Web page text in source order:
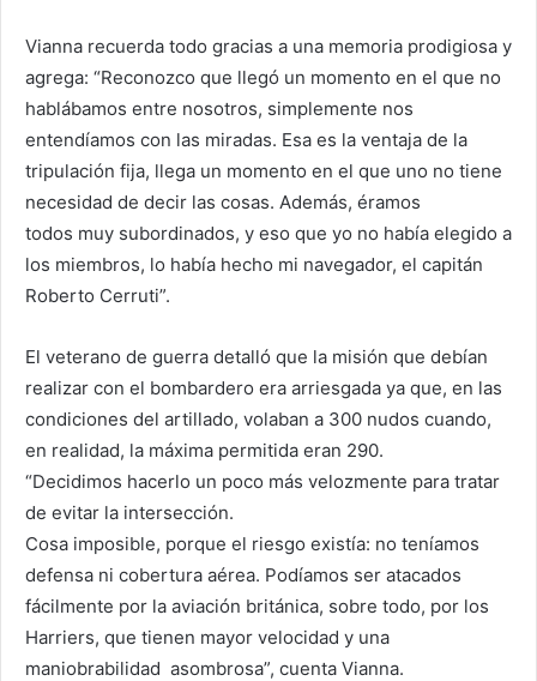
Vianna recuerda todo gracias a una memoria prodigiosa y
agrega: “Reconozco que llegó un momento en el que no
hablábamos entre nosotros, simplemente nos
entendíamos con las miradas. Esa es la ventaja de la
tripulación fija, llega un momento en el que uno no tiene
necesidad de decir las cosas. Además, éramos
todos muy subordinados, y eso que yo no había elegido a
los miembros, lo había hecho mi navegador, el capitán
Roberto Cerruti”.
El veterano de guerra detalló que la misión que debían
realizar con el bombardero era arriesgada ya que, en las
condiciones del artillado, volaban a 300 nudos cuando,
en realidad, la máxima permitida eran 290.
“Decidimos hacerlo un poco más velozmente para tratar
de evitar la intersección.
Cosa imposible, porque el riesgo existía: no teníamos
defensa ni cobertura aérea. Podíamos ser atacados
fácilmente por la aviación británica, sobre todo, por los
Harriers, que tienen mayor velocidad y una
maniobrabilidad asombrosa”, cuenta Vianna.